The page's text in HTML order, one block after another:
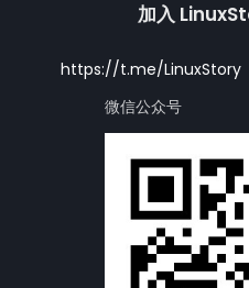
加入
https://t.me/LinuxStory
微信公众号